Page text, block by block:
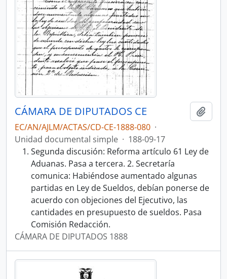
CÁMARA DE DIPUTADOS CE
EC/AN/AJLM/ACTAS/CD-CE-1888-080 ·
Unidad documental simple · 188-09-17
Segunda discusión: Reforma artículo 61 Ley de
Aduanas. Pasa a tercera. 2. Secretaría
comunica: Habiéndose aumentado algunas
partidas en Ley de Sueldos, debían ponerse de
acuerdo con objeciones del Ejecutivo, las
cantidades en presupuesto de sueldos. Pasa
Comisión Redacción.
CÁMARA DE DIPUTADOS 1888